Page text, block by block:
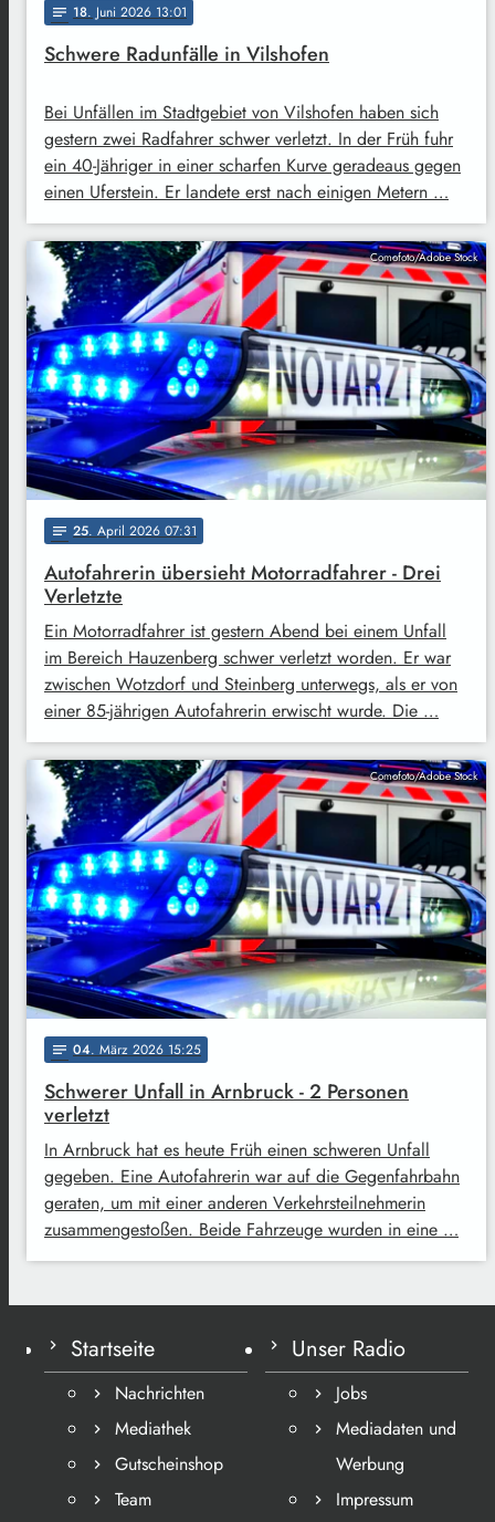
notes 18. Juni 2026 13:01
Schwere Radunfälle in Vilshofen
Bei Unfällen im Stadtgebiet von Vilshofen haben sich
gestern zwei Radfahrer schwer verletzt. In der Früh fuhr
ein 40-Jähriger in einer scharfen Kurve geradeaus gegen
einen Uferstein. Er landete erst nach einigen Metern …
Comofoto/Adobe Stock
notes 25. April 2026 07:31
Autofahrerin übersieht Motorradfahrer - Drei
Verletzte
Ein Motorradfahrer ist gestern Abend bei einem Unfall
im Bereich Hauzenberg schwer verletzt worden. Er war
zwischen Wotzdorf und Steinberg unterwegs, als er von
einer 85-jährigen Autofahrerin erwischt wurde. Die …
Comofoto/Adobe Stock
notes 04. März 2026 15:25
Schwerer Unfall in Arnbruck - 2 Personen
verletzt
In Arnbruck hat es heute Früh einen schweren Unfall
gegeben. Eine Autofahrerin war auf die Gegenfahrbahn
geraten, um mit einer anderen Verkehrsteilnehmerin
zusammengestoßen. Beide Fahrzeuge wurden in eine …
Startseite
Nachrichten
Mediathek
Gutscheinshop
Team
Unser Radio
Jobs
Mediadaten und
Werbung
Impressum